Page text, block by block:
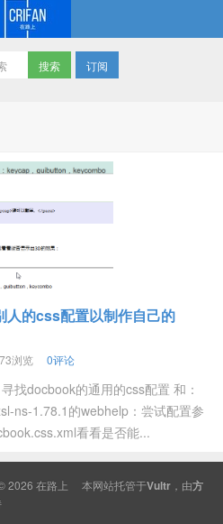
订阅
人的css配置以制作自己的
浏览 0评论
找docbook的通用的css配置 和：
ns-1.78.1的webhelp：尝试配置参
看看是否能...
2026 在路上 本网站托管于Vultr ，由方